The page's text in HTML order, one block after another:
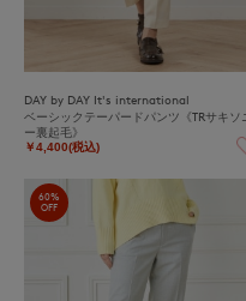
DAY by DAY It's international
ベーシックテーパードパンツ《TRサキソ
ー裏起毛》
￥4,400(税込)
60%
OFF